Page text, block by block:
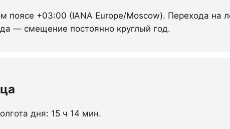
поясе +03:00 (IANA Europe/Moscow). Перехода на
— смещение постоянно круглый год.
дня: 15 ч 14 мин.